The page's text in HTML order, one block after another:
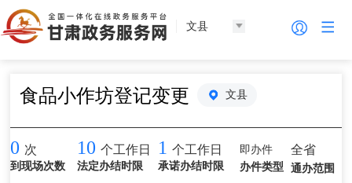
文县
食品小作坊登记变更 文县
0 次
到现场次数
10 个工作日
法定办结时限
1 个工作日
承诺办结时限
即办件
办件类型
全省
通办范围